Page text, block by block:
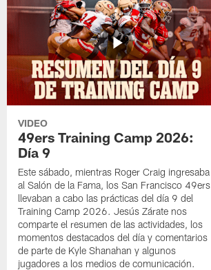
VIDEO
49ers Training Camp 2026:
Día 9
Este sábado, mientras Roger Craig ingresaba
al Salón de la Fama, los San Francisco 49ers
llevaban a cabo las prácticas del día 9 del
Training Camp 2026. Jesús Zárate nos
comparte el resumen de las actividades, los
momentos destacados del día y comentarios
de parte de Kyle Shanahan y algunos
jugadores a los medios de comunicación.